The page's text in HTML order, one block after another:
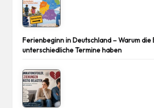
Ferienbeginn in Deutschland – Warum die
unterschiedliche Termine haben